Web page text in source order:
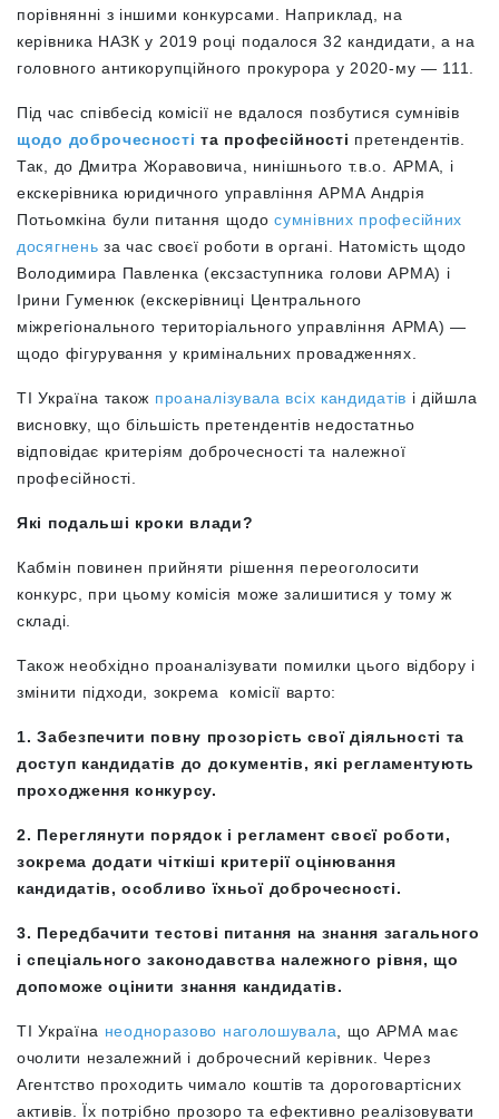
порівнянні з іншими конкурсами. Наприклад, на
керівника НАЗК у 2019 році подалося 32 кандидати, а на
головного антикорупційного прокурора у 2020-му — 111.
Під час співбесід комісії не вдалося позбутися сумнівів
щодо доброчесності та професійності претендентів.
Так, до Дмитра Жоравовича, нинішнього т.в.о. АРМА, і
екскерівника юридичного управління АРМА Андрія
Потьомкіна були питання щодосумнівних професійних
досягнень за час своєї роботи в органі. Натомість щодо
Володимира Павленка (ексзаступника голови АРМА) і
Ірини Гуменюк (екскерівниці Центрального
міжрегіонального територіального управління АРМА) —
щодо фігурування у кримінальних провадженнях
ТІ Україна також проаналізувала всіх кандидатів і дійшла
висновку, що більшість претендентів недостатньо
відповідає критеріям доброчесності та належної
професійності.
Які подальші кроки влади?
Кабмін повинен прийняти рішення переоголосити
конкурс, при цьому комісія може залишитися у тому ж
складі.
Також необхідно проаналізувати помилки цього відбору і
змінити підходи, зокрема комісії варто:
1. Забезпечити повну прозорість свої діяльності та
доступ кандидатів до документів, які регламентують
проходження конкурсу.
2. Переглянути порядок і регламент своєї роботи,
зокрема додати чіткіші критерії оцінювання
кандидатів, особливо їхньої доброчесності.
3. Передбачити тестові питання на знання загального
і спеціального законодавства належного рівня, що
допоможе оцінити знання кандидатів.
ТІ Україна неодноразово наголошувала , що ​​АРМА має
очолити незалежний і доброчесний керівник. Через
Агентство проходить чимало коштів та дороговартісних
активів. Їх потрібно прозоро та ефективно реалізовувати